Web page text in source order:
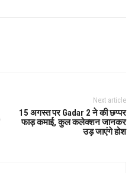
Next article
15 अगस्त पर Gadar 2 ने की छप्पर
फाड़ कमाई, कुल कलेक्शन जानकर
उड़ जाएंगे होश